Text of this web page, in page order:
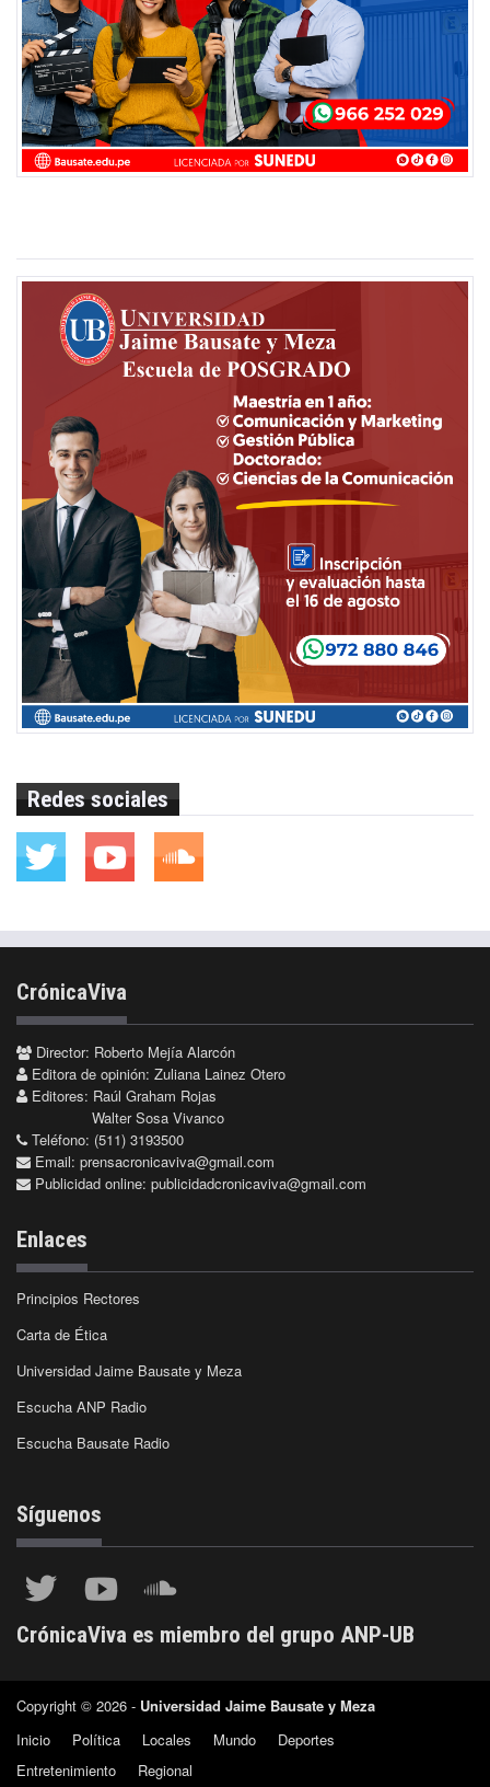
Redes sociales
CrónicaViva
Director: Roberto Mejía Alarcón
Editora de opinión: Zuliana Lainez Otero
Editores: Raúl Graham Rojas
Walter Sosa Vivanco
Teléfono: (511) 3193500
Email: prensacronicaviva@gmail.com
Publicidad online: publicidadcronicaviva@gmail.com
Enlaces
Principios Rectores
Carta de Ética
Universidad Jaime Bausate y Meza
Escucha ANP Radio
Escucha Bausate Radio
Síguenos
CrónicaViva es miembro del grupo ANP-UB
Copyright © 2026 - Universidad Jaime Bausate y Meza
Inicio
Política Locales Mundo
Deportes
Entretenimiento
Regional